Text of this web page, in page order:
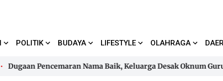
POLITIK BUDAYA LIFESTYLE OLAHRAGA
Pencemaran Nama Baik, Keluarga Desak Oknum Guru